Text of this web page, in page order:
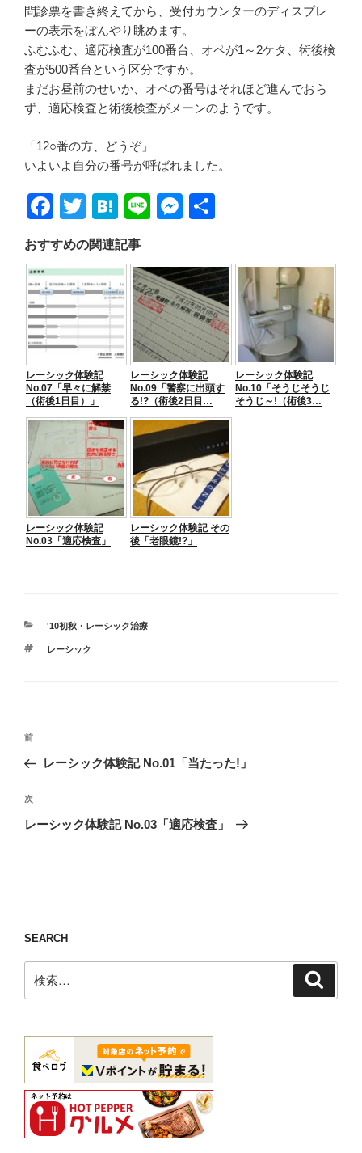
問診票を書き終えてから、受付カウンターのディスプレ
ーの表示をぼんやり眺めます。
ふむふむ、適応検査が100番台、オペが1～2ケタ、術後検
査が500番台という区分ですか。
まだお昼前のせいか、オペの番号はそれほど進んでおら
ず、適応検査と術後検査がメーンのようです。
「12○番の方、どうぞ」
いよいよ自分の番号が呼ばれました。
F
a
c
e
b
o
o
k
T
wi
tt
er
H
at
e
n
a
Li
e
M
ss
e
n
g
er
おすすめの関連記事
レーシック体験記
No.07「早々に解禁
（術後1日目）」
レーシック体験記
No.09「警察に出頭す
る!?（術後2日目…
レーシック体験記
No.10「そうじそうじ
そうじ～!（術後3…
レーシック体験記
No.03「適応検査」
レーシック体験記 その
後「老眼鏡!?」
カ
ゴ
'10初秋・レーシック治療
タ
レーシック
投
ナ
ビ
ゲ
前
の
稿
前
レーシック体験記 No.01「当たった!」
次
の
次
レーシック体験記 No.03「適応検査」
SEARCH
索: